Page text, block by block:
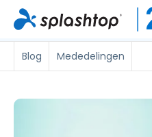
Blog Mededelingen